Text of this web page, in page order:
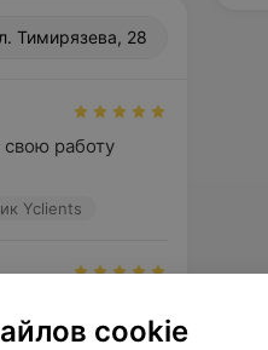
Тимирязева, 28
работу
Yclients
спасибо
cookie